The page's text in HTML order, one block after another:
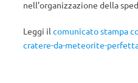
nell’organizzazione della
Leggi il comunicato stampa
cratere-da-meteorite-